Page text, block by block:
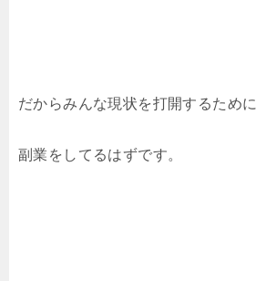
だからみんな現状を打開するために
副業をしてるはずです。